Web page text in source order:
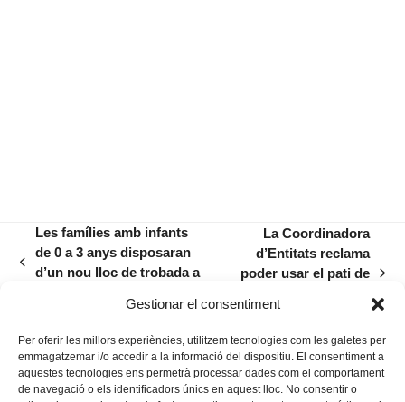
Gestionar el consentiment
Per oferir les millors experiències, utilitzem tecnologies com les galetes per
emmagatzemar i/o accedir a la informació del dispositiu. El consentiment a
aquestes tecnologies ens permetrà processar dades com el comportament
de navegació o els identificadors únics en aquest lloc. No consentir o
previous
Les famílies amb infants
de 0 a 3 anys disposaran
d’un nou lloc de trobada a
next
post:
La Coordinadora
d’Entitats reclama
poder usar el pati de